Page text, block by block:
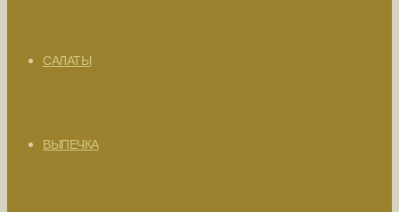
САЛАТЫ
ВЫПЕЧКА